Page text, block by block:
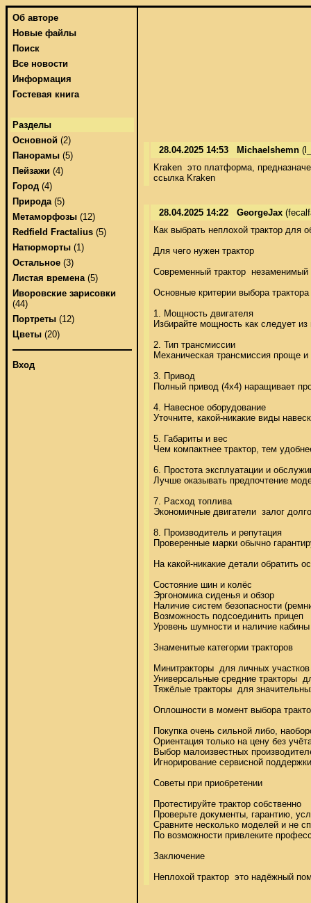
Об авторе
Новые файлы
Поиск
Все новости
Информация
Гостевая книга
Разделы
Основной (2)
Панорамы (5)
Пейзажи (4)
Город (4)
Природа(5)
Метаморфозы (12)
Redfield Fractalius (5)
Натюрморты (1)
Остальное (3)
Листая времена(5)
Иворовские зарисовки
(44)
Портреты (12)
Цветы (20)
Вход
28.04.2025 14:53 Michaelshemn
Kraken  это платформа,
ссылка Kraken
28.04.2025 14:22 GeorgeJax
Как выбрать неплохой трактор для
Для чего нужен трактор
Современный трактор
Основные критерии выбора трактора
1. Мощность двигателя
Избирайте мощность как следует
2. Тип трансмиссии
Механическая трансмиссия проще
3. Привод
Полный привод (4х4) наращивает
4. Навесное оборудование
Уточните, какой-никакие виды
5. Габариты и вес
Чем компактнее трактор, тем
6. Простота эксплуатации и
Лучше оказывать предпочтение
7. Расход топлива
Экономичные двигатели  залог
8. Производитель и репутация
Проверенные марки обычно
На какой-никакие детали обратить
Состояние шин и колёс
Эргономика сиденья и обзор
Наличие систем безопасности
Возможность подсоединить прицеп
Уровень шумности и наличие
Знаменитые категории тракторов
Минитракторы  для личных
Универсальные средние тракторы
Тяжёлые тракторы  для
Оплошности в момент выбора
Покупка очень сильной либо,
Ориентация только на цену без
Выбор малоизвестных
Игнорирование сервисной
Советы при приобретении
Протестируйте трактор собственно
Проверьте документы, гарантию,
Сравните несколько моделей и не
По возможности привлеките
Заключение
Неплохой трактор  это надёжный